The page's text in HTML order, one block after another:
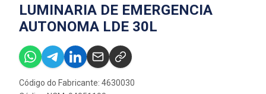
LUMINARIA DE EMERGENCIA
AUTONOMA LDE 30L
Código do Fabricante: 4630030